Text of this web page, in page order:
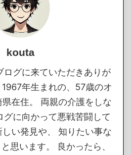
kouta
ログに来ていただきありが
年生まれの、57歳のオ
在住。 両親の介護をしな
グに向かって悪戦苦闘して
い発見や、 知りたい事な
思います。 良かったら、